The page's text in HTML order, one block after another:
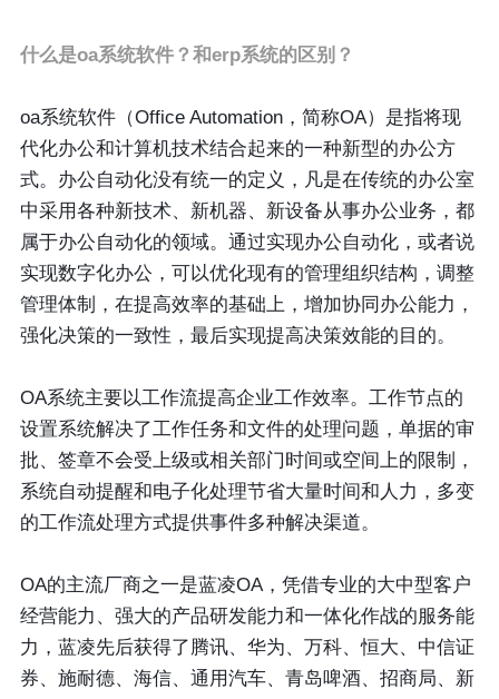
什么是oa系统软件？和erp系统的区别？
oa系统软件（Office Automation，简称OA）是指将现
代化办公和计算机技术结合起来的一种新型的办公方
式。办公自动化没有统一的定义，凡是在传统的办公室
中采用各种新技术、新机器、新设备从事办公业务，都
属于办公自动化的领域。通过实现办公自动化，或者说
实现数字化办公，可以优化现有的管理组织结构，调整
管理体制，在提高效率的基础上，增加协同办公能力，
强化决策的一致性，最后实现提高决策效能的目的。
OA系统主要以工作流提高企业工作效率。工作节点的
设置系统解决了工作任务和文件的处理问题，单据的审
批、签章不会受上级或相关部门时间或空间上的限制，
系统自动提醒和电子化处理节省大量时间和人力，多变
的工作流处理方式提供事件多种解决渠道。
OA的主流厂商之一是蓝凌OA，凭借专业的大中型客户
经营能力、强大的产品研发能力和一体化作战的服务能
力，蓝凌先后获得了腾讯、华为、万科、恒大、中信证
券、施耐德、海信、通用汽车、青岛啤酒、招商局、新